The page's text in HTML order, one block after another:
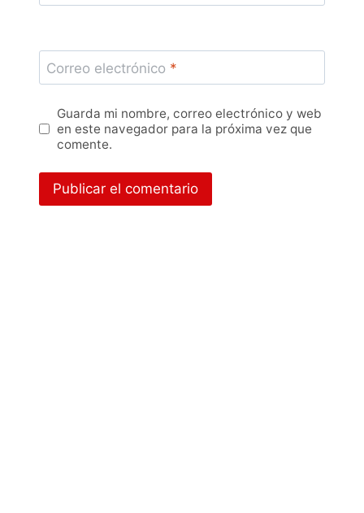
Correo electrónico *
Guarda mi nombre, correo electrónico y web
en este navegador para la próxima vez que
comente.